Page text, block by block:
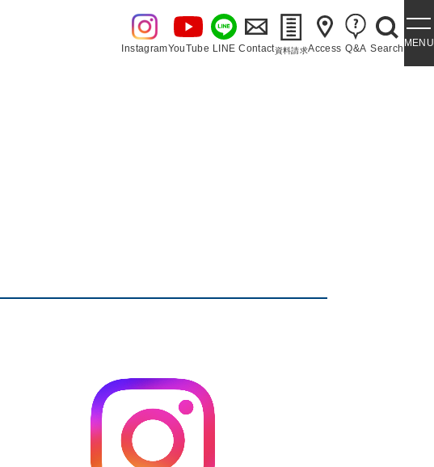
InstagramYouTube LINE Contact資料請求Access Q&A SearchMENU